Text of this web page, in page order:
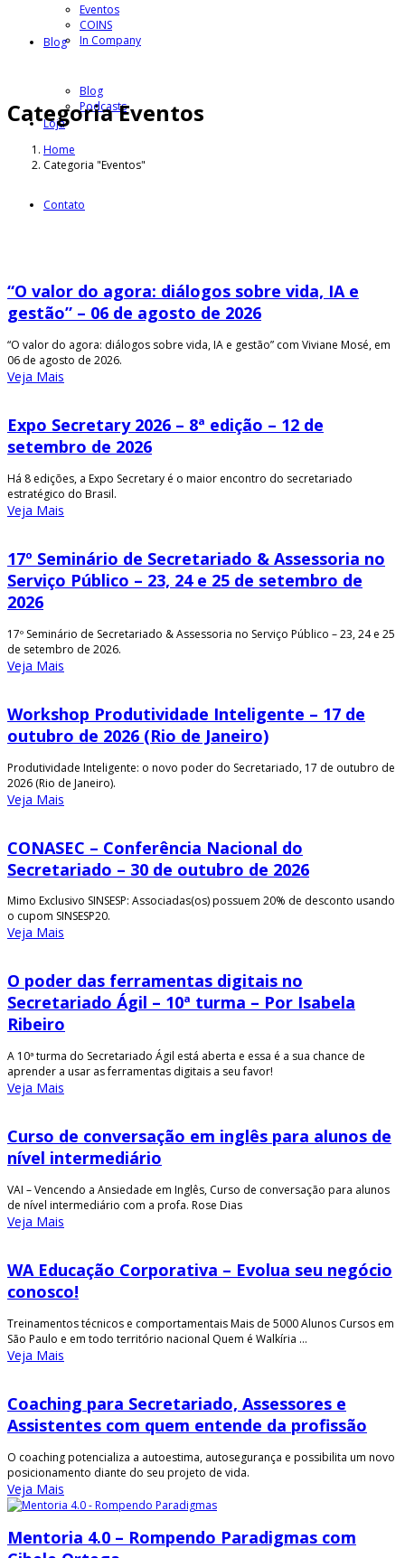
Eventos
COINS
In Company
Blog
Blog
Podcasts
Loja
Contato
CategoriaEventos
Home
Categoria "Eventos"
“O valor do agora: diálogos sobre vida, IA e
gestão” – 06 de agosto de 2026
“O valor do agora: diálogos sobre vida, IA e gestão” com Viviane Mosé, em
06 de agosto de 2026.
Veja Mais
Expo Secretary 2026 – 8ª edição – 12 de
setembro de 2026
Há 8 edições, a Expo Secretary é o maior encontro do secretariado
estratégico do Brasil.
Veja Mais
17º Seminário de Secretariado & Assessoria no
Serviço Público – 23, 24 e 25 de setembro de
2026
17º Seminário de Secretariado & Assessoria no Serviço Público – 23, 24 e 25
de setembro de 2026.
Veja Mais
Workshop Produtividade Inteligente – 17 de
outubro de 2026 (Rio de Janeiro)
Produtividade Inteligente: o novo poder do Secretariado, 17 de outubro de
2026 (Rio de Janeiro).
Veja Mais
CONASEC – Conferência Nacional do
Secretariado – 30 de outubro de 2026
Mimo Exclusivo SINSESP: Associadas(os) possuem 20% de desconto usando
o cupom SINSESP20.
Veja Mais
O poder das ferramentas digitais no
Secretariado Ágil – 10ª turma – Por Isabela
Ribeiro
A 10ª turma do Secretariado Ágil está aberta e essa é a sua chance de
aprender a usar as ferramentas digitais a seu favor!
Veja Mais
Curso de conversação em inglês para alunos de
nível intermediário
VAI – Vencendo a Ansiedade em Inglês, Curso de conversação para alunos
de nível intermediário com a profa. Rose Dias
Veja Mais
WA Educação Corporativa – Evolua seu negócio
conosco!
Treinamentos técnicos e comportamentais Mais de 5000 Alunos Cursos em
São Paulo e em todo território nacional Quem é Walkíria ...
Veja Mais
Coaching para Secretariado, Assessores e
Assistentes com quem entende da profissão
O coaching potencializa a autoestima, autosegurança e possibilita um novo
posicionamento diante do seu projeto de vida.
Veja Mais
Mentoria 4.0 – Rompendo Paradigmas com